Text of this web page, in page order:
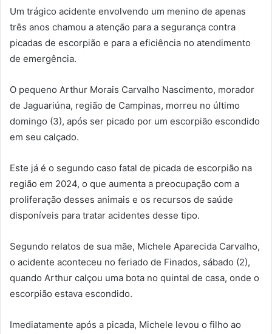
Um trágico acidente envolvendo um menino de apenas
três anos chamou a atenção para a segurança contra
picadas de escorpião e para a eficiência no atendimento
de emergência.
O pequeno Arthur Morais Carvalho Nascimento, morador
de Jaguariúna, região de Campinas, morreu no último
domingo (3), após ser picado por um escorpião escondido
em seu calçado.
Este já é o segundo caso fatal de picada de escorpião na
região em 2024, o que aumenta a preocupação com a
proliferação desses animais e os recursos de saúde
disponíveis para tratar acidentes desse tipo.
Segundo relatos de sua mãe, Michele Aparecida Carvalho,
o acidente aconteceu no feriado de Finados, sábado (2),
quando Arthur calçou uma bota no quintal de casa, onde o
escorpião estava escondido.
Imediatamente após a picada, Michele levou o filho ao